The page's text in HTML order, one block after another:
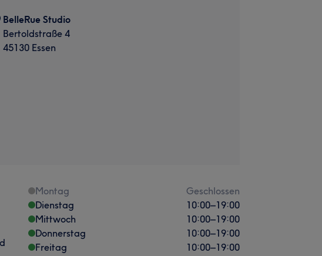
BelleRue Studio
Bertoldstraße 4
45130 Essen
Montag
Geschlossen
Dienstag
10:00–19:00
Mittwoch
10:00–19:00
Donnerstag
10:00–19:00
Freitag
10:00–19:00